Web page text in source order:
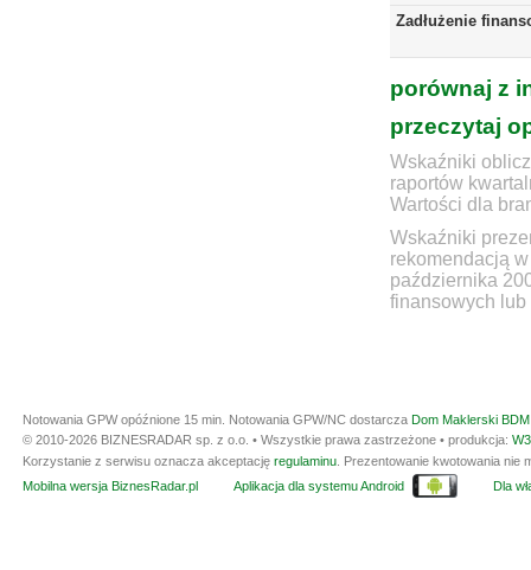
Zadłużenie
porównaj z
przeczytaj
Wskaźniki
raportów
Wartości dla
Wskaźniki
rekomendacją
października
finansowych lub
Notowania GPW opóźnione 15 min. Notowania GPW/NC dostarcza Dom Maklerski
© 2010-2026 BIZNESRADAR sp. z o.o. • Wszystkie prawa zastrzeżone • produkcja:
Korzystanie z serwisu oznacza akceptację regulaminu . Prezentowanie kwotowania
Mobilna wersja BiznesRadar.pl
Aplikacja dla systemu Android Dla